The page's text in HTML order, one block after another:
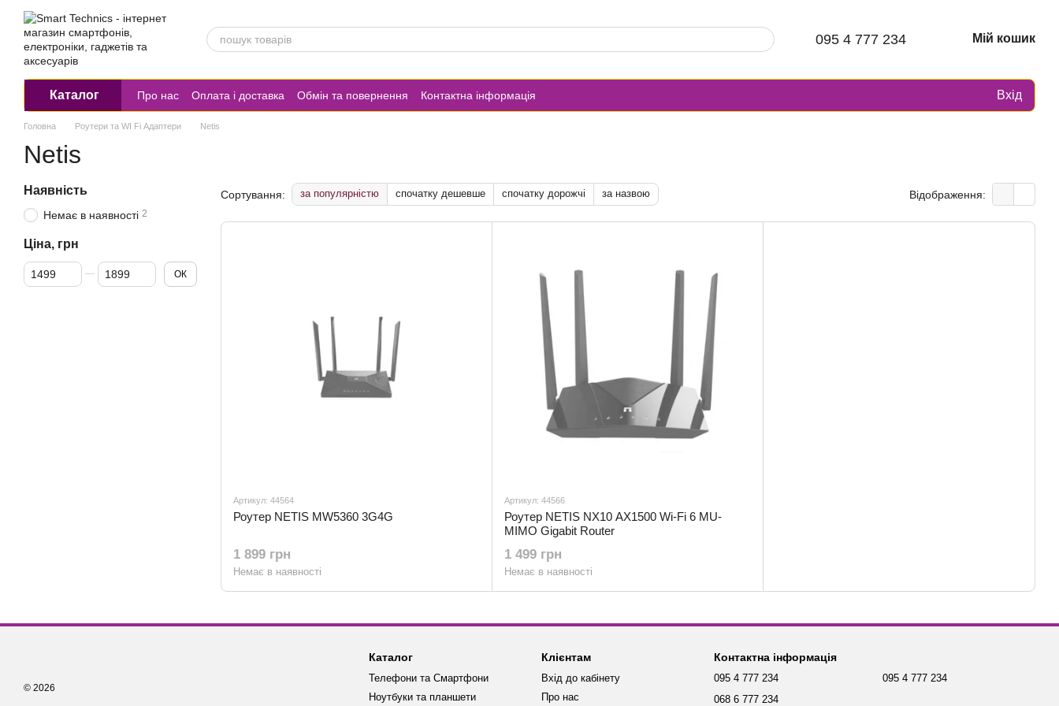
Перейти до основного контенту
095 4 777 234 Мій кошик
Каталог Про нас Оплата і доставка Обмін та повернення Контактна інформація Вхід
Головна Роутери та WI Fi Адаптери Netis
Netis
Сортування: за популярністю спочатку дешевше спочатку дорожчі за назвою Відображення:
Артикул: 44564
Роутер NETIS MW5360 3G4G
1 899 грн
Немає в наявності
Артикул: 44566
Роутер NETIS NX10 AX1500 Wi-Fi 6 MU-
MIMO Gigabit Router
1 499 грн
Немає в наявності
Наявність
Немає в наявності 2
Ціна, грн
Від Ціна, грн
До Ціна, грн ОК
© 2026
Каталог
Телефони та Смартфони
Ноутбуки та планшети
Клієнтам
Вхід до кабінету
Про нас
Контактна інформація
095 4 777 234
068 6 777 234
095 4 777 234